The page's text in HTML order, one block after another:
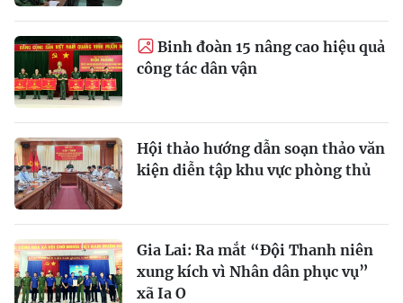
Binh đoàn 15 nâng cao hiệu quả
công tác dân vận
Hội thảo hướng dẫn soạn thảo văn
kiện diễn tập khu vực phòng thủ
Gia Lai: Ra mắt “Đội Thanh niên
xung kích vì Nhân dân phục vụ”
xã Ia O